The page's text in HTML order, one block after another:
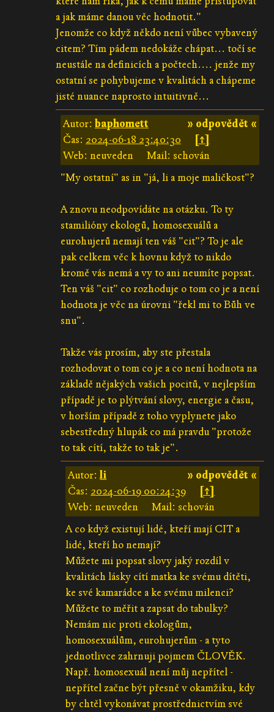
a jak máme danou věc hodnotit."
Jenomže co když někdo není vůbec vybavený
citem? Tím pádem nedokáže chápat... točí se
neustále na definicích a počtech.... jenže my
ostatní se pohybujeme v kvalitách a chápeme
jisté nuance naprosto intuitivně...
» odpovědět «
Autor: baphomett
Čas: 2024-06-18 23:40:30
[↑]
Web: neuveden
Mail: schován
"My ostatní" as in "já, li a moje maličkost"?
A znovu neodpovídáte na otázku. To ty
stamilióny ekologů, homosexuálů a
eurohujerů nemají ten váš "cit"? To je ale
pak celkem věc k hovnu když to nikdo
kromě vás nemá a vy to ani neumíte popsat.
Ten váš "cit" co rozhoduje o tom co je a není
hodnota je věc na úrovni "řekl mi to Bůh ve
snu".
Takže vás prosím, aby ste přestala
rozhodovat o tom co je a co není hodnota na
základě nějakých vašich pocitů, v nejlepším
případě je to plýtvání slovy, energie a času,
v horším případě z toho vyplynete jako
sebestředný hlupák co má pravdu "protože
to tak cítí, takže to tak je".
» odpovědět «
Autor:li
Čas: 2024-06-19 00:24:39
[↑]
Web: neuveden
Mail: schován
A co když existují lidé, kteří mají CIT a
lidé, kteří ho nemají?
Můžete mi popsat slovy jaký rozdíl v
kvalitách lásky cítí matka ke svému dítěti,
ke své kamarádce a ke svému milenci?
Můžete to měřit a zapsat do tabulky?
Nemám nic proti ekologům,
homosexuálům, eurohujerům - a tyto
jednotlivce zahrnuji pojmem ČLOVĚK.
Např. homosexuál není můj nepřítel -
nepřítel začne být přesně v okamžiku, kdy
by chtěl vykonávat prostřednictvím své